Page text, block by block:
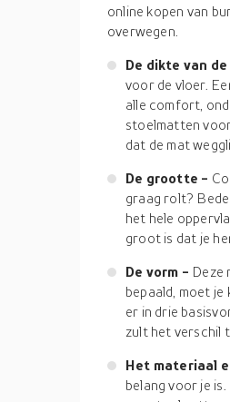
online kopen van
overwegen.
De dikte van
voor de vloer.
alle comfort,
stoelmatten
dat de mat
De grootte -
graag rolt?
het hele
groot is dat je
De vorm - Deze
bepaald, moet je
er in drie
zult het verschil
Het materiaal
belang voor je